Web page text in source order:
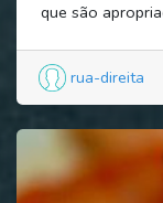
que são
rua-direita